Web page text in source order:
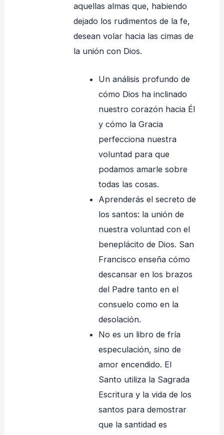
aquellas almas que, habiendo
dejado los rudimentos de la fe,
desean volar hacia las cimas de
la unión con Dios.
Un análisis profundo de
cómo Dios ha inclinado
nuestro corazón hacia Él
y cómo la Gracia
perfecciona nuestra
voluntad para que
podamos amarle sobre
todas las cosas.
Aprenderás el secreto de
los santos: la unión de
nuestra voluntad con el
beneplácito de Dios. San
Francisco enseña cómo
descansar en los brazos
del Padre tanto en el
consuelo como en la
desolación.
No es un libro de fría
especulación, sino de
amor encendido. El
Santo utiliza la Sagrada
Escritura y la vida de los
santos para demostrar
que la santidad es